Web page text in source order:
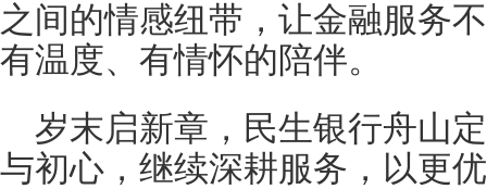
之间的情感纽带，让金融服务
有温度、有情怀的陪伴。
岁末启新章，民生银行舟山
与初心，继续深耕服务，以更